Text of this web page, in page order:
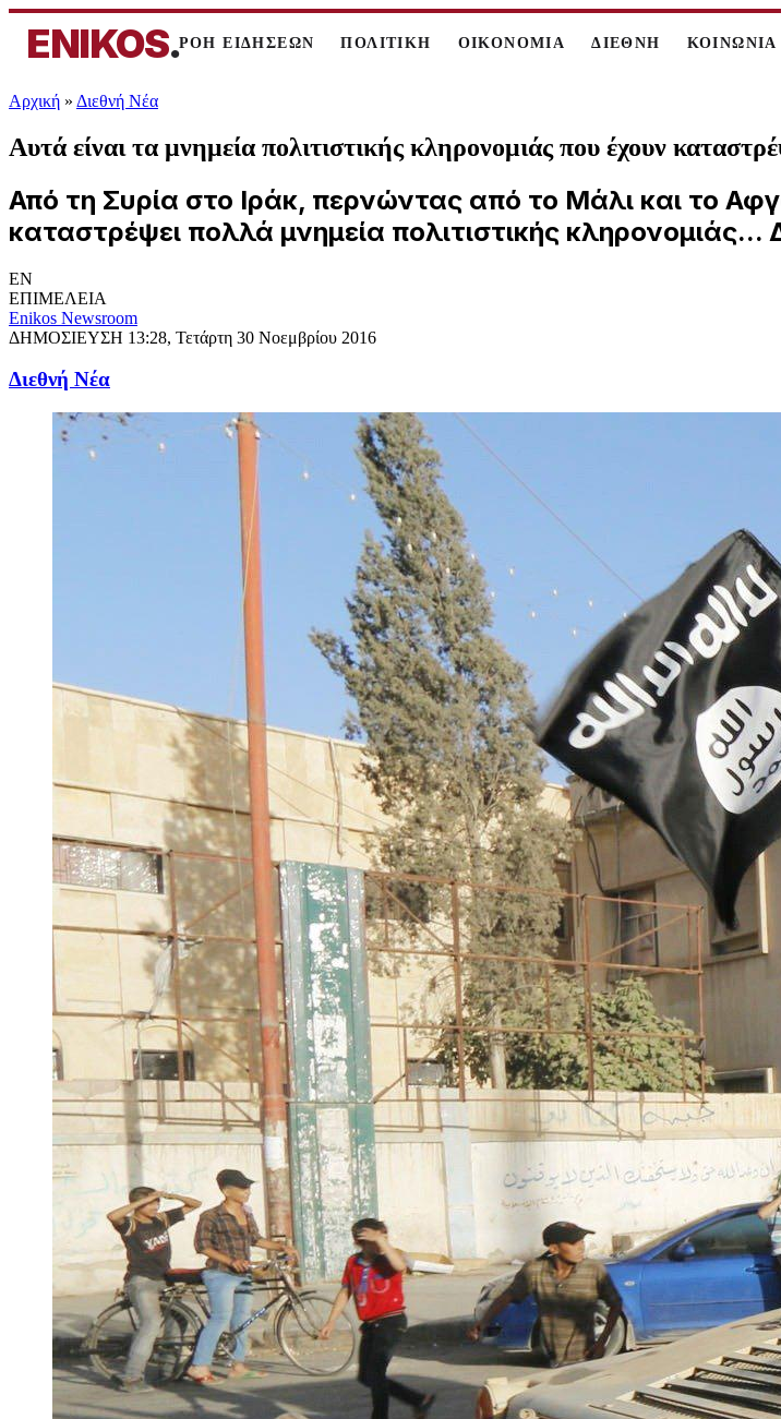
ENIKOS.ΡΟΗ ΕΙΔΗΣΕΩΝ ΠΟΛΙΤΙΚΗ ΟΙΚΟΝΟΜΙΑ ΔΙΕΘΝΗ ΚΟΙΝΩΝΙΑ
Αρχική » Διεθνή Νέα
Αυτά είναι τα μνημεία πολιτιστικής κληρονομιάς που έχουν
Από τη Συρία στο Ιράκ, περνώντας από το Μάλι και το
καταστρέψει πολλά μνημεία πολιτιστικής
EN
ΕΠΙΜΕΛΕΙΑ
Enikos Newsroom
ΔΗΜΟΣΙΕΥΣΗ 13:28, Τετάρτη 30 Νοεμβρίου 2016
Διεθνή Νέα